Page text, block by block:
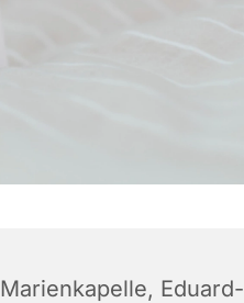
Marienkapelle, Eduard-